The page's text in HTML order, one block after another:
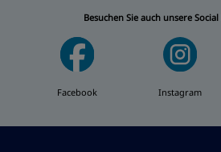
Besuchen Sie auch unsere
Facebook Instagram